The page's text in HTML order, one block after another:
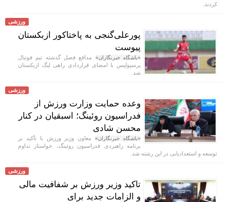
کردند.
ورزشی
پورعلی‌گنجی به پاختاکور ازبکستان
پیوست
«باشگاه خبرنگاران» مدافع فصل گذشته تیم فوتبال
پرسپولیس با امضای قراردادی راهی لیگ ازبکستان
شد.
ورزشی
وعده حمایت وزارت ورزش از
فدراسیون روئینگ؛ اسبقیان در کنار
محسن شادی
«باشگاه خبرنگاران»معاون وزیر ورزش با تأکید بر
برنامه راهبردی فدراسیون روئینگ، خواستار تداوم
توسعه و استعدادیابی در این رشته شد.
ورزشی
تاکید وزیر ورزش بر شفافیت مالی
و الزامات جدید برای